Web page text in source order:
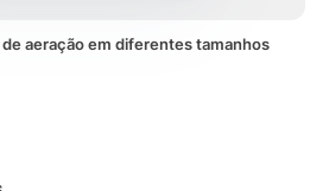
aeração em diferentes tamanhos